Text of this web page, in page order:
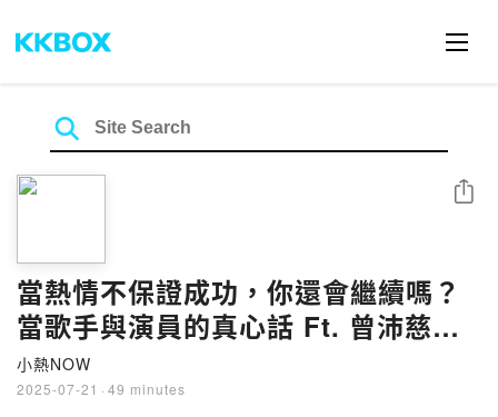
當熱情不保證成功，你還會繼續嗎？
當歌手與演員的真心話 Ft. 曾沛慈｜
EP 77
小熱NOW
2025-07-21 · 49 minutes
Share